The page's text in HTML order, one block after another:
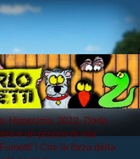
Hiroscima, 2012, Darla
e un pizzico di vita
Che la forza della